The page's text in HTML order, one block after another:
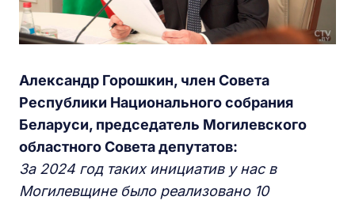
Александр Горошкин, член Совета
Республики Национального собрания
Беларуси, председатель Могилевского
областного Совета депутатов:
За 2024 год таких инициатив у нас в
Могилевщине было реализовано 10